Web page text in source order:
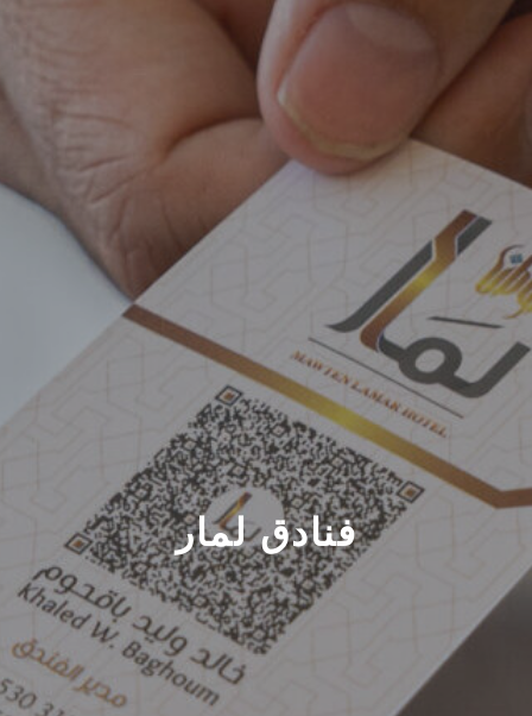
فنادق لمار